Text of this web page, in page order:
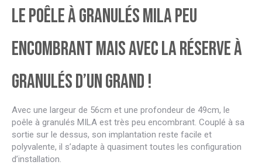
Le poêle à granulés MILA peu
encombrant mais avec la réserve à
granulés d’un grand !
Avec une largeur de 56cm et une profondeur de 49cm, le
poêle à granulés MILA est très peu encombrant. Couplé à sa
sortie sur le dessus, son implantation reste facile et
polyvalente, il s’adapte à quasiment toutes les configuration
d’installation.